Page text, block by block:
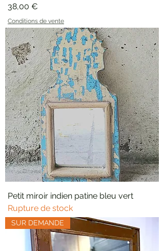
Prix
38,00 €
Conditions de vente
Petit miroir indien patine bleu vert
Rupture de stock
SUR DEMANDE